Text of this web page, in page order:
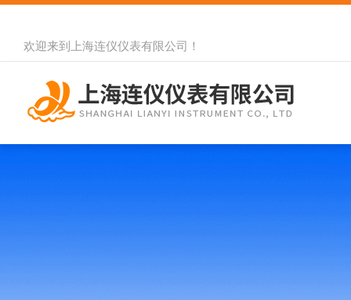
欢迎来到 上海连仪仪表有限公司 ！